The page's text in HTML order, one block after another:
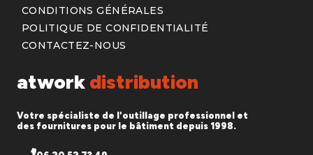
atwork distribution
Votre spécialiste de l'outillage professionnel et
des fournitures pour le bâtiment depuis 1998.
CONDITIONS GÉNÉRALES
POLITIQUE DE CONFIDENTIALITÉ
CONTACTEZ-NOUS